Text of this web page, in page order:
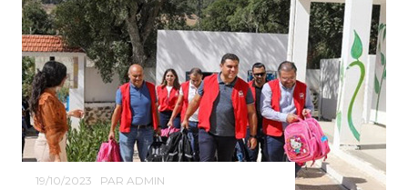
19/10/2023 PAR ADMIN